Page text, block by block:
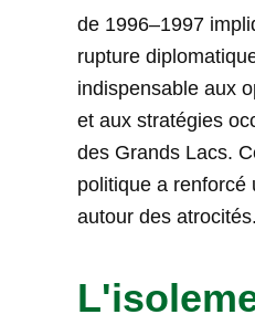
de 1996–1997
rupture
indispensable aux
et aux stratégies
des Grands Lacs.
politique a renforcé
autour des atrocités.